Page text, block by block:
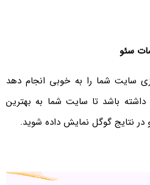
سئو
سایت شما را به خوبی انجام دهد
داشته باشد تا سایت شما به بهترین
نتایج گوگل نمایش داده شوید.